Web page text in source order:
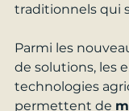
traditionnels qui
Parmi les
de solutions, les
technologies
permettent de